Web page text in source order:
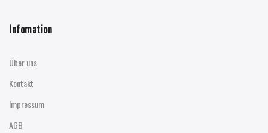
Infomation
Über uns
Kontakt
Impressum
AGB